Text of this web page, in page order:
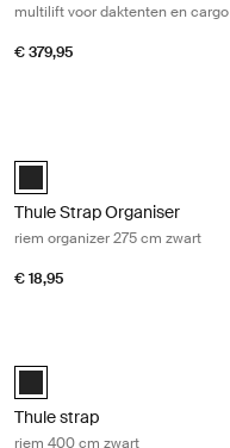
multilift voor daktenten en cargo
€ 379,95
Black (selected)
Thule Strap Organiser
riem organizer 275 cm zwart
€ 18,95
Black (selected)
Thule strap
riem 400 cm zwart